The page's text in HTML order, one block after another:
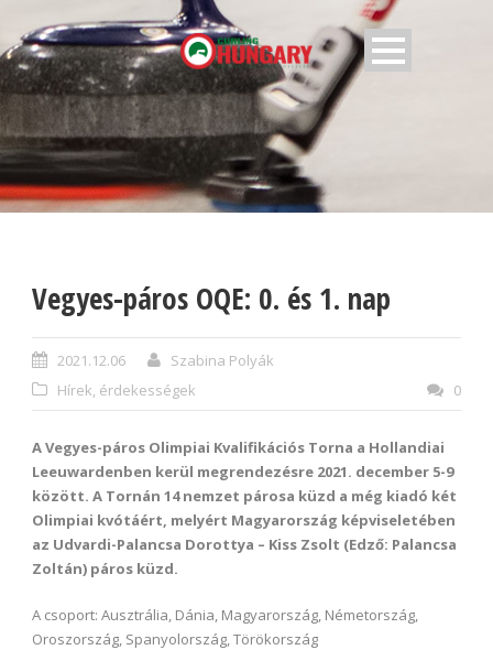
Vegyes-páros OQE: 0. és 1. nap
2021.12.06
Szabina Polyák
Hírek, érdekességek
0
A Vegyes-páros Olimpiai Kvalifikációs Torna a Hollandiai
Leeuwardenben kerül megrendezésre 2021. december 5-9
között. A Tornán 14 nemzet párosa küzd a még kiadó két
Olimpiai kvótáért, melyért Magyarország képviseletében
az Udvardi-Palancsa Dorottya – Kiss Zsolt (Edző: Palancsa
Zoltán) páros küzd.
A csoport: Ausztrália, Dánia, Magyarország, Németország,
Oroszország, Spanyolország, Törökország